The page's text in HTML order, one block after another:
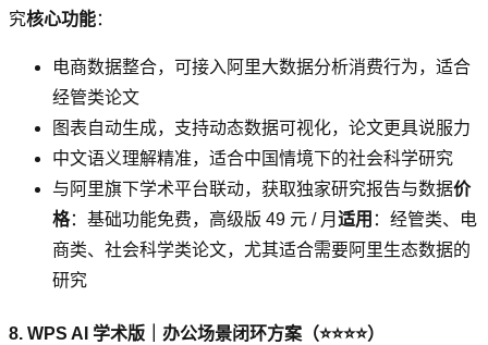
究核心功能：
电商数据整合，可接入阿里大数据分析消费行为，适合
经管类论文
图表自动生成，支持动态数据可视化，论文更具说服力
中文语义理解精准，适合中国情境下的社会科学研究
与阿里旗下学术平台联动，获取独家研究报告与数据价
格：基础功能免费，高级版 49 元 / 月 适用 ：经管类、电
商类、社会科学类论文，尤其适合需要阿里生态数据的
研究
8. WPS AI 学术版｜办公场景闭环方案（⭐⭐⭐⭐）